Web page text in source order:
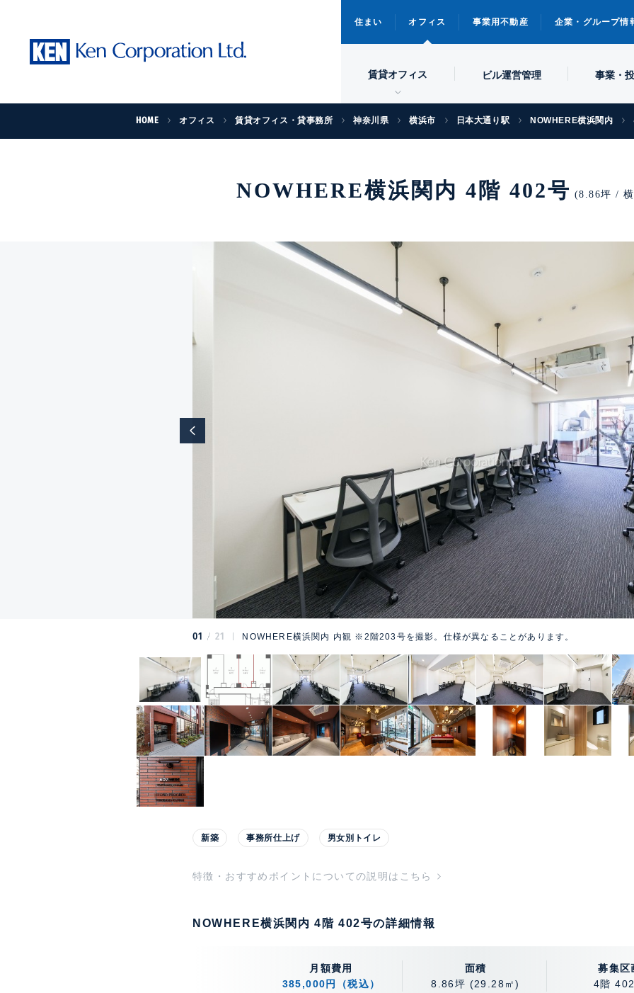
住まい オフィス 事業用不動産 企業・グループ情
賃貸オフィス ビル運営管理 事業・
HOME オフィス 賃貸オフィス・貸事務所 神奈川県 横浜市 日本大通り駅 NOWHERE横浜関内
NOWHERE横浜関内 4階 402号 (8.86坪 /
01 21 NOWHERE横浜関内 内観 ※2階203号を撮影。仕様が異なることがあります。
新築 事務所仕上げ 男女別トイレ
特徴・おすすめポイントについての説明はこちら
NOWHERE横浜関内 4階 402号の詳細情報
月額費用
385,000円（税込）
面積
8.86坪 (29.28㎡)
募集区
4階